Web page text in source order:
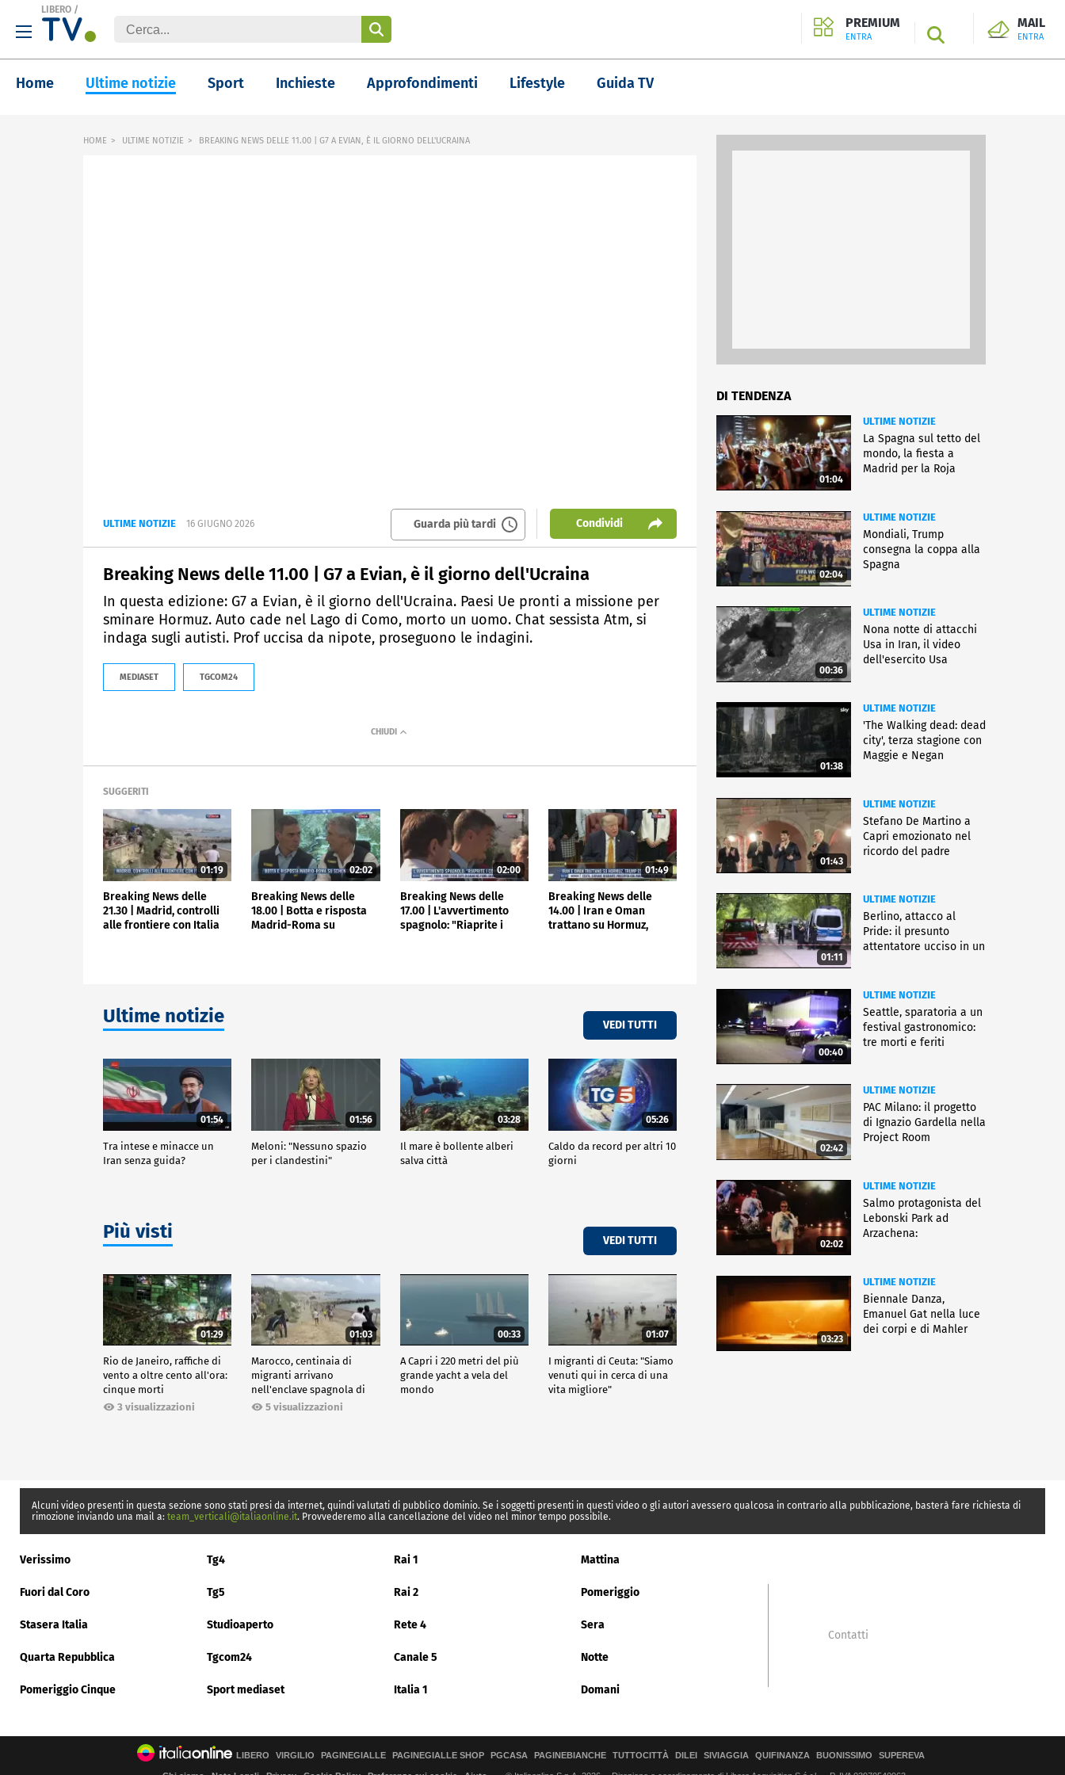
LIBERO /
PREMIUM
ENTRA SEARCH
MAIL
ENTRA
Home Ultime notizie Sport Inchieste Approfondimenti Lifestyle Guida TV
HOME ULTIME NOTIZIE BREAKING NEWS DELLE 11.00 | G7 A EVIAN, È IL GIORNO DELL'UCRAINA
ULTIME NOTIZIE 16 GIUGNO 2026 Guarda più tardi Condividi
Breaking News delle 11.00 | G7 a Evian, è il giorno dell'Ucraina
In questa edizione: G7 a Evian, è il giorno dell'Ucraina. Paesi Ue pronti a missione per
sminare Hormuz. Auto cade nel Lago di Como, morto un uomo. Chat sessista Atm, si
indaga sugli autisti. Prof uccisa da nipote, proseguono le indagini.
MEDIASET TGCOM24
SUGGERITI
01:19
Breaking News delle
21.30 | Madrid, controlli
alle frontiere con Italia
02:02
Breaking News delle
18.00 | Botta e risposta
Madrid-Roma su
02:00
Breaking News delle
17.00 | L'avvertimento
spagnolo: "Riaprite i
01:49
Breaking News delle
14.00 | Iran e Oman
trattano su Hormuz,
Ultime notizie VEDI TUTTI
01:54
Tra intese e minacce un
Iran senza guida?
01:56
Meloni: "Nessuno spazio
per i clandestini"
03:28
Il mare è bollente alberi
salva città
05:26
Caldo da record per altri 10
giorni
Più visti VEDI TUTTI
01:29
Rio de Janeiro, raffiche di
vento a oltre cento all'ora:
cinque morti
3 visualizzazioni
01:03
Marocco, centinaia di
migranti arrivano
nell'enclave spagnola di
Ceuta5 visualizzazioni
00:33
A Capri i 220 metri del più
grande yacht a vela del
mondo
01:07
I migranti di Ceuta: "Siamo
venuti qui in cerca di una
vita migliore"
DI TENDENZA
01:04
ULTIME NOTIZIE
La Spagna sul tetto del
mondo, la fiesta a
Madrid per la Roja
02:04
ULTIME NOTIZIE
Mondiali, Trump
consegna la coppa alla
Spagna
00:36
ULTIME NOTIZIE
Nona notte di attacchi
Usa in Iran, il video
dell'esercito Usa
01:38
ULTIME NOTIZIE
'The Walking dead: dead
city', terza stagione con
Maggie e Negan
01:43
ULTIME NOTIZIE
Stefano De Martino a
Capri emozionato nel
ricordo del padre
01:11
ULTIME NOTIZIE
Berlino, attacco al
Pride: il presunto
attentatore ucciso in un
00:40
ULTIME NOTIZIE
Seattle, sparatoria a un
festival gastronomico:
tre morti e feriti
02:42
ULTIME NOTIZIE
PAC Milano: il progetto
di Ignazio Gardella nella
Project Room
02:02
ULTIME NOTIZIE
Salmo protagonista del
Lebonski Park ad
Arzachena:
03:23
ULTIME NOTIZIE
Biennale Danza,
Emanuel Gat nella luce
dei corpi e di Mahler
Alcuni video presenti in questa sezione sono stati presi da internet, quindi valutati di pubblico dominio. Se i soggetti presenti in questi video o gli autori avessero qualcosa in contrario alla pubblicazione, basterà fare richiesta di
rimozione inviando una mail a: team_verticali@italiaonline.it. Provvederemo alla cancellazione del video nel minor tempo possibile.
Verissimo Tg4 Rai 1 Mattina
Fuori dal Coro Tg5 Rai 2 Pomeriggio
Stasera Italia Studioaperto Rete 4 Sera
Quarta Repubblica Tgcom24 Canale 5 Notte
Pomeriggio Cinque Sport mediaset Italia 1 Domani
Contatti
LIBERO VIRGILIO PAGINEGIALLE PAGINEGIALLE SHOP PGCASA PAGINEBIANCHE TUTTOCITTÀ DILEI SIVIAGGIA QUIFINANZA BUONISSIMO SUPEREVA